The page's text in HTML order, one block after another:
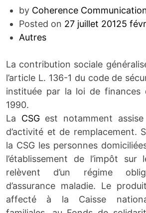
by Coherence
Posted on 27 juillet 20125
Autres
La contribution sociale
l’article L. 136-1 du code de
instituée par la loi de finances
1990.
La CSGest notamment
d’activité et de remplacement.
la CSG les personnes
l’établissement de l’impôt
relèvent d’un régime
d’assurance maladie. Le
affecté à la Caisse